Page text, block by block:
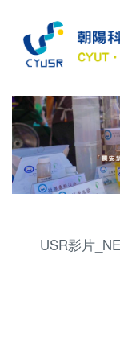
容
區
USR影片